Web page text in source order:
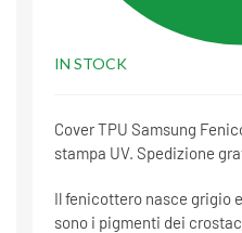
IN STOCK
Cover TPU Samsung
stampa UV. Spedizione
Il fenicottero nasce grigio
sono i pigmenti dei